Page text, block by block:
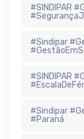
#SINDIPAR
#Sindipar
#SINDIPAR
#Sindipar
#Paraná